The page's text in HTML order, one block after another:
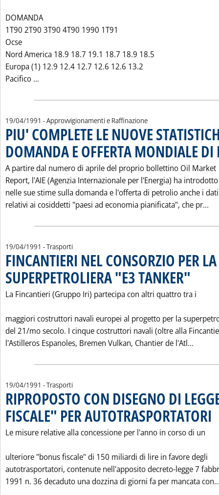
DOMANDA
1T90 2T90 3T90 4T90 1990 1T91
Ocse
Nord America 18.9 18.7 19.1 18.7 18.9 18.5
Europa (1) 12.9 12.4 12.7 12.6 12.6 13.2
Pacifico ...
19/04/1991 - Approvvigionamenti e Raffinazione
PIU' COMPLETE LE NUOVE
DOMANDA E OFFERTA MONDIALE DI
A partire dal numero di aprile del proprio bollettino Oil Market
Report, l'AIE (Agenzia Internazionale per l'Energia) ha introdotto
nelle sue stime sulla domanda e l'offerta di petrolio anche i dati
relativi ai cosiddetti "paesi ad economia pianificata", che pr...
19/04/1991 - Trasporti
FINCANTIERI NEL CONSORZIO PER LA
SUPERPETROLIERA "E3 TANKER"
La Fincantieri (Gruppo Iri) partecipa con altri quattro tra i
maggiori costruttori navali europei al progetto per la
del 21/mo secolo. I cinque costruttori navali (oltre alla
l'Astilleros Espanoles, Bremen Vulkan, Chantier de l'Atl...
19/04/1991 - Trasporti
RIPROPOSTO CON DISEGNO DI
FISCALE" PER AUTOTRASPORTATORI
Le misure relative alla concessione per l'anno in corso di un
ulteriore "bonus fiscale" di 150 miliardi di lire in favore degli
autotrasportatori, contenute nell'apposito decreto-legge 7
1991 n. 36 decaduto una dozzina di giorni fa per mancata